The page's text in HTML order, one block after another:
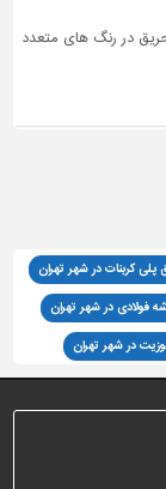
در رنگ های متعدد
پلی کربنات در شهر تهران
فولادی در شهر تهران
در شهر تهران